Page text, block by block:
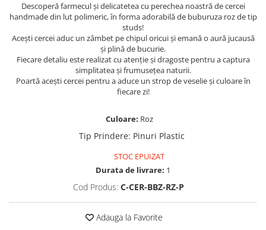
Tiny but Mighty
Descoperă farmecul și delicatetea cu perechea noastră de cercei
handmade din lut polimeric, în forma adorabilă de buburuza roz de tip
studs!
Acești cercei aduc un zâmbet pe chipul oricui și emană o aură jucausă
și plină de bucurie.
Fiecare detaliu este realizat cu atenție și dragoste pentru a captura
simplitatea și frumusețea naturii.
Poartă acești cercei pentru a aduce un strop de veselie și culoare în
fiecare zi!
Culoare: Roz
Tip Prindere: Pinuri Plastic
STOC EPUIZAT
Durata de livrare: 1
Cod Produs: C-CER-BBZ-RZ-P
Adauga la Favorite